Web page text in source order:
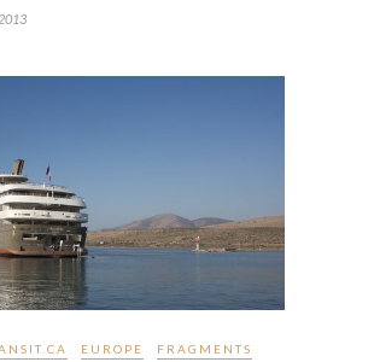
EUROPE FRAGMENTS